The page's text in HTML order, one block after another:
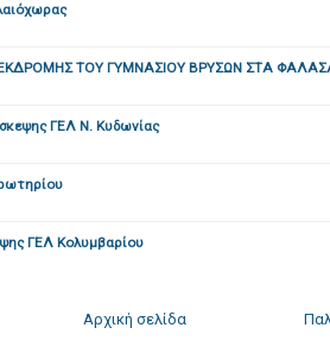
ΕΚΔΡΟΜΗΣ ΤΟΥ ΓΥΜΝΑΣΙΟΥ ΒΡΥΣΩΝ ΣΤΑ
ΓΕΛ Ν. Κυδωνίας
ΓΕΛ Κολυμβαρίου
Αρχική σελίδα